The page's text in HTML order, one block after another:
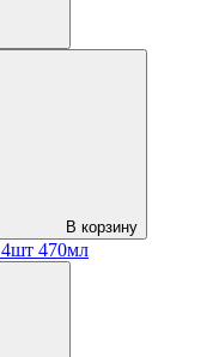
В корзину